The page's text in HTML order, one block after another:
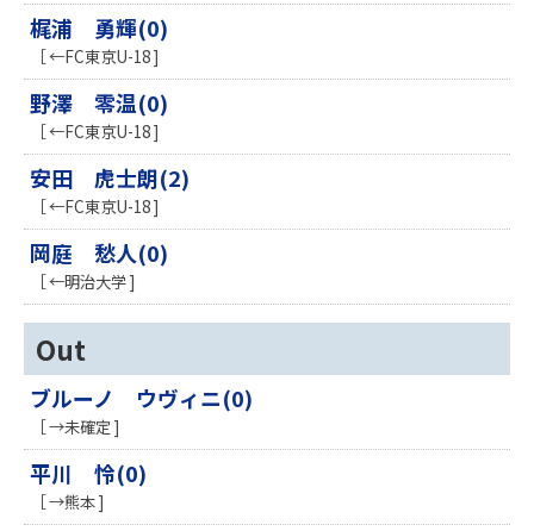
梶浦 勇輝(0)
［ ←FC東京U-18 ]
野澤 零温(0)
［ ←FC東京U-18 ]
安田 虎士朗(2)
［ ←FC東京U-18 ]
岡庭 愁人(0)
［ ←明治大学 ]
Out
ブルーノ ウヴィニ(0)
［ →未確定 ]
平川 怜(0)
［ →熊本 ]